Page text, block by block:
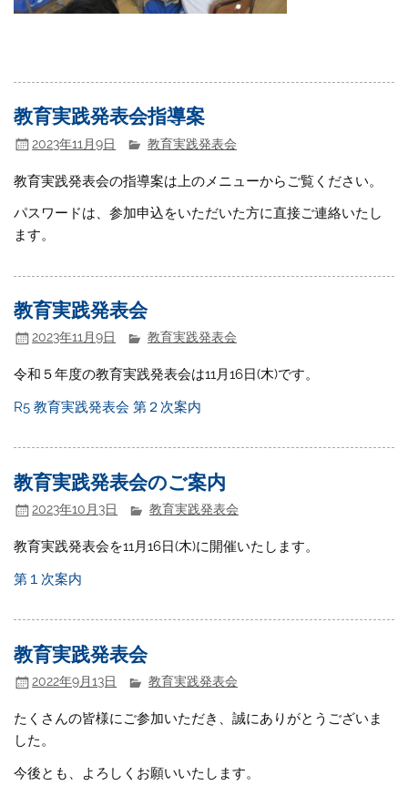
教育実践発表会指導案
2023年11月9日 教育実践発表会
教育実践発表会の指導案は上のメニューからご覧ください。
パスワードは、参加申込をいただいた方に直接ご連絡いたし
ます。
教育実践発表会
2023年11月9日 教育実践発表会
令和５年度の教育実践発表会は11月16日(木)です。
R5 教育実践発表会 第２次案内
教育実践発表会のご案内
2023年10月3日 教育実践発表会
教育実践発表会を11月16日(木)に開催いたします。
第１次案内
教育実践発表会
2022年9月13日 教育実践発表会
たくさんの皆様にご参加いただき、誠にありがとうございま
した。
今後とも、よろしくお願いいたします。